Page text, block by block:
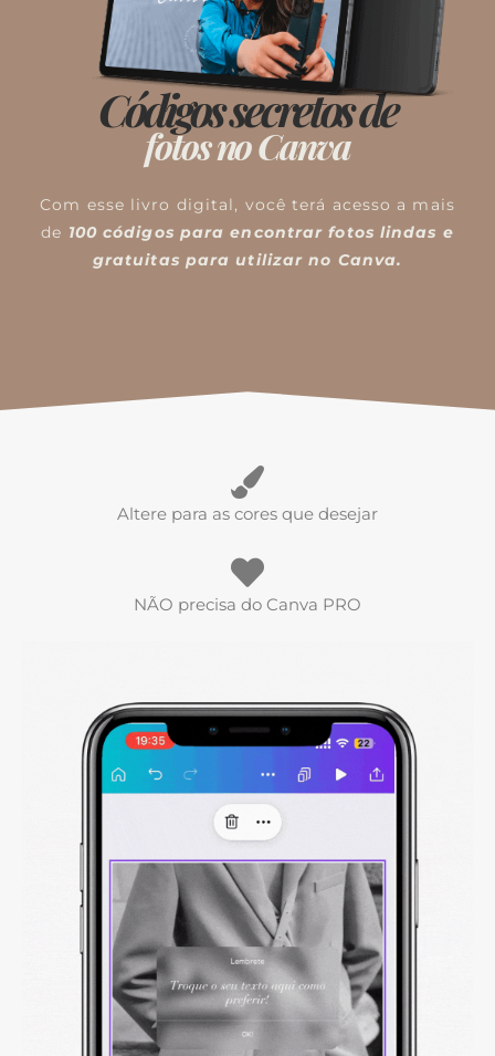
Códigos secretos de
fotos no Canva
Com esse livro digital, você terá acesso a mais
de 100 códigos para encontrar fotos lindas e
gratuitas para utilizar no Canva.
Altere para as cores que desejar
NÃO precisa do Canva PRO